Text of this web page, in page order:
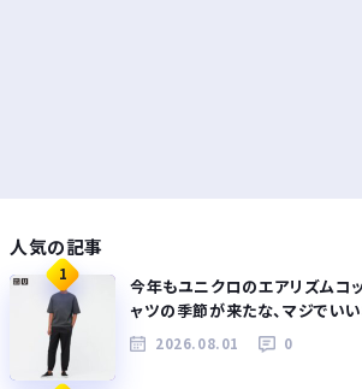
人気の記事
1
今年もユニクロのエアリズムコ
ャツの季節が来たな、マジでい
2026.08.01 0